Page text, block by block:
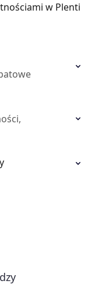
w Plenti